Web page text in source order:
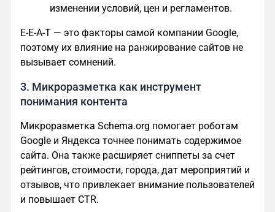
изменении условий, цен и регламентов.
E-E-A-T — это факторы самой компании Google,
поэтому их влияние на ранжирование сайтов не
вызывает сомнений.
3. Микроразметка как инструмент
понимания контента
Микроразметка Schema.org помогает роботам
Google и Яндекса точнее понимать содержимое
сайта. Она также расширяет сниппеты за счет
рейтингов, стоимости, города, дат мероприятий и
отзывов, что привлекает внимание пользователей
и повышает CTR.